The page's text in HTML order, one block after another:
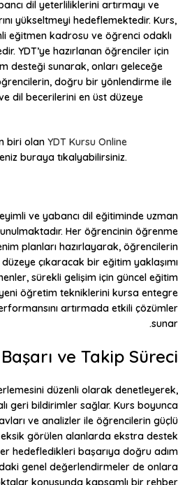
dil yeterliliklerini artırmayı ve
yükseltmeyi hedeflemektedir. Kurs,
eğitmen kadrosu ve öğrenci odaklı
YDT’ye hazırlanan öğrenciler için
desteği sunarak, onları geleceğe
doğru bir yönlendirme ile
dil becerilerini en üst düzeye
biri olan YDT Kursu Online
buraya tıkalyabilirsiniz.
ve yabancı dil eğitiminde uzman
Her öğrencinin öğrenme
planları hazırlayarak, öğrencilerin
çıkaracak bir eğitim yaklaşımı
sürekli gelişim için güncel eğitim
öğretim tekniklerini kursa entegre
artırmada etkili çözümler
sunar.
Başarı ve Takip Süreci
düzenli olarak denetleyerek,
geri bildirimler sağlar. Kurs boyunca
ve analizler ile öğrencilerin güçlü
görülen alanlarda ekstra destek
hedefledikleri başarıya doğru adım
genel değerlendirmeler de onlara
konusunda kapsamlı bir rehber